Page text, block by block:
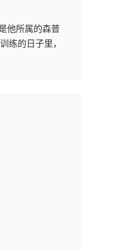
他所属的森普
练的日子里，